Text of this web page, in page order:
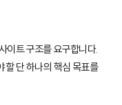
이트 구조를 요구합니다.
할 단 하나의 핵심 목표를